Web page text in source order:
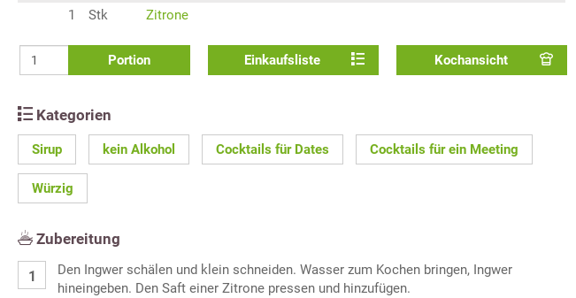
1
Stk Zitrone
Portion Einkaufsliste Kochansicht
Kategorien
Sirup kein Alkohol Cocktails für Dates Cocktails für ein Meeting
Würzig
Zubereitung
Den Ingwer schälen und klein schneiden. Wasser zum Kochen bringen, Ingwer
hineingeben. Den Saft einer Zitrone pressen und hinzufügen.